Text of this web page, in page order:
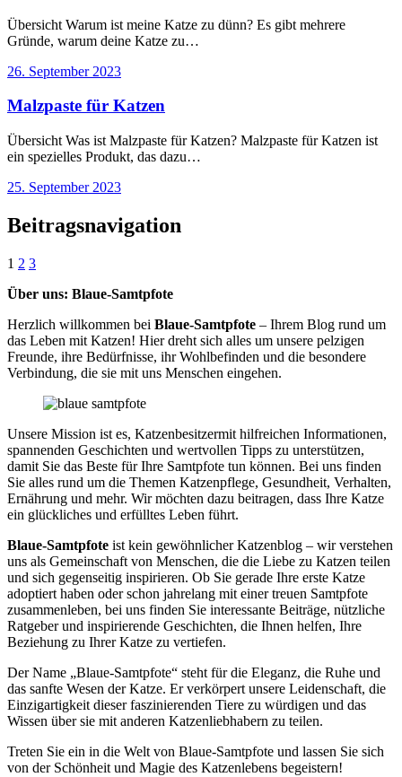
Übersicht Warum ist meine Katze zu dünn? Es gibt mehrere
Gründe, warum deine Katze zu…
26. September 2023
Malzpaste für Katzen
Übersicht Was ist Malzpaste für Katzen? Malzpaste für Katzen ist
ein spezielles Produkt, das dazu…
25. September 2023
Beitragsnavigation
1 2 3
Über uns: Blaue-Samtpfote
Herzlich willkommen bei Blaue-Samtpfote – Ihrem Blog rund um
das Leben mit Katzen! Hier dreht sich alles um unsere pelzigen
Freunde, ihre Bedürfnisse, ihr Wohlbefinden und die besondere
Verbindung, die sie mit uns Menschen eingehen.
Unsere Mission ist es, Katzenbesitzermit hilfreichen Informationen,
spannenden Geschichten und wertvollen Tipps zu unterstützen,
damit Sie das Beste für Ihre Samtpfote tun können. Bei uns finden
Sie alles rund um die Themen Katzenpflege, Gesundheit, Verhalten,
Ernährung und mehr. Wir möchten dazu beitragen, dass Ihre Katze
ein glückliches und erfülltes Leben führt.
Blaue-Samtpfote ist kein gewöhnlicher Katzenblog – wir verstehen
uns als Gemeinschaft von Menschen, die die Liebe zu Katzen teilen
und sich gegenseitig inspirieren. Ob Sie gerade Ihre erste Katze
adoptiert haben oder schon jahrelang mit einer treuen Samtpfote
zusammenleben, bei uns finden Sie interessante Beiträge, nützliche
Ratgeber und inspirierende Geschichten, die Ihnen helfen, Ihre
Beziehung zu Ihrer Katze zu vertiefen.
Der Name „Blaue-Samtpfote“ steht für die Eleganz, die Ruhe und
das sanfte Wesen der Katze. Er verkörpert unsere Leidenschaft, die
Einzigartigkeit dieser faszinierenden Tiere zu würdigen und das
Wissen über sie mit anderen Katzenliebhabern zu teilen.
Treten Sie ein in die Welt von Blaue-Samtpfote und lassen Sie sich
von der Schönheit und Magie des Katzenlebens begeistern!